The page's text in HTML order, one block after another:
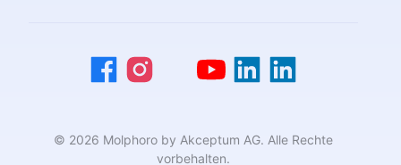
© 2026 Molphoro by Akceptum AG. Alle Rechte
vorbehalten.